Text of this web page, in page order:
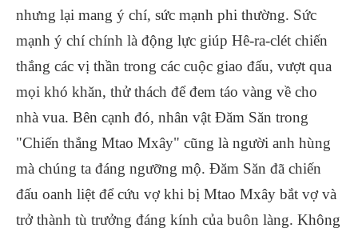
nhưng lại mang ý chí, sức mạnh phi thường. Sức
mạnh ý chí chính là động lực giúp Hê-ra-clét chiến
thắng các vị thần trong các cuộc giao đấu, vượt qua
mọi khó khăn, thử thách để đem táo vàng về cho
nhà vua. Bên cạnh đó, nhân vật Đăm Săn trong
"Chiến thắng Mtao Mxây" cũng là người anh hùng
mà chúng ta đáng ngưỡng mộ. Đăm Săn đã chiến
đấu oanh liệt để cứu vợ khi bị Mtao Mxây bắt vợ và
trở thành tù trưởng đáng kính của buôn làng. Không